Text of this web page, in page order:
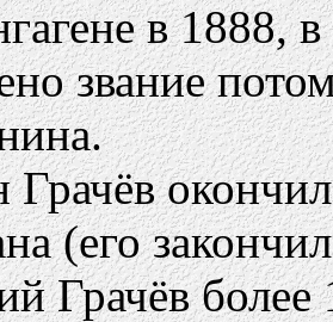
в 1888,
звание
(его
Грачёв более